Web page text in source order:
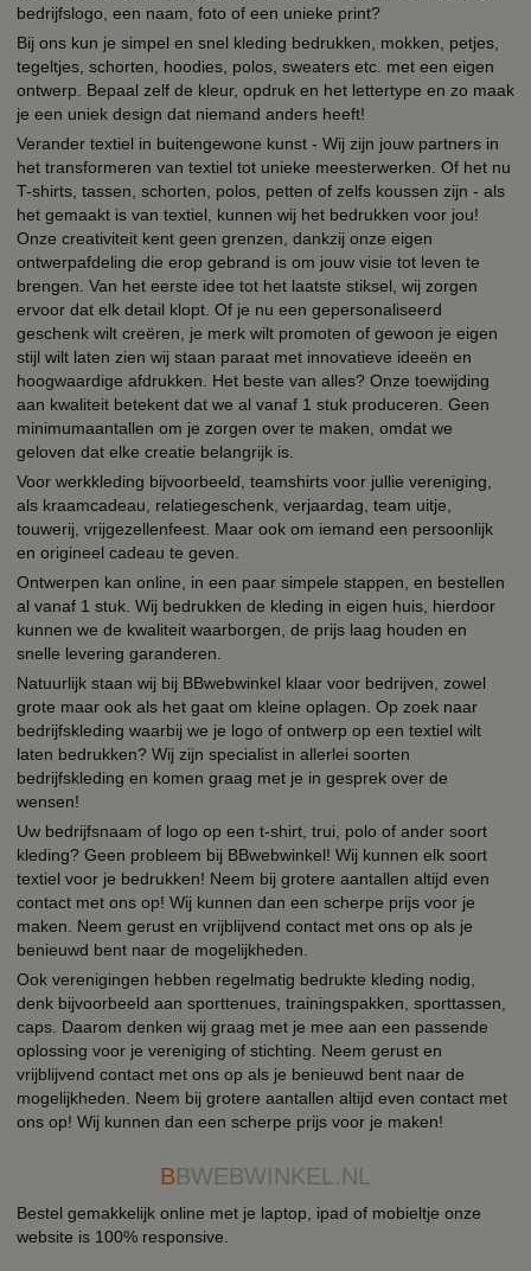
bedrijfslogo, een naam, foto of een unieke print?
Bij ons kun je simpel en snel kleding bedrukken, mokken, petjes,
tegeltjes, schorten, hoodies, polos, sweaters etc. met een eigen
ontwerp. Bepaal zelf de kleur, opdruk en het lettertype en zo maak
je een uniek design dat niemand anders heeft!
Verander textiel in buitengewone kunst - Wij zijn jouw partners in
het transformeren van textiel tot unieke meesterwerken. Of het nu
T-shirts, tassen, schorten, polos, petten of zelfs koussen zijn - als
het gemaakt is van textiel, kunnen wij het bedrukken voor jou!
Onze creativiteit kent geen grenzen, dankzij onze eigen
ontwerpafdeling die erop gebrand is om jouw visie tot leven te
brengen. Van het eerste idee tot het laatste stiksel, wij zorgen
ervoor dat elk detail klopt. Of je nu een gepersonaliseerd
geschenk wilt creëren, je merk wilt promoten of gewoon je eigen
stijl wilt laten zien wij staan paraat met innovatieve ideeën en
hoogwaardige afdrukken. Het beste van alles? Onze toewijding
aan kwaliteit betekent dat we al vanaf 1 stuk produceren. Geen
minimumaantallen om je zorgen over te maken, omdat we
geloven dat elke creatie belangrijk is.
Voor werkkleding bijvoorbeeld, teamshirts voor jullie vereniging,
als kraamcadeau, relatiegeschenk, verjaardag, team uitje,
touwerij, vrijgezellenfeest. Maar ook om iemand een persoonlijk
en origineel cadeau te geven.
Ontwerpen kan online, in een paar simpele stappen, en bestellen
al vanaf 1 stuk. Wij bedrukken de kleding in eigen huis, hierdoor
kunnen we de kwaliteit waarborgen, de prijs laag houden en
snelle levering garanderen.
Natuurlijk staan wij bij BBwebwinkel klaar voor bedrijven, zowel
grote maar ook als het gaat om kleine oplagen. Op zoek naar
bedrijfskleding waarbij we je logo of ontwerp op een textiel wilt
laten bedrukken? Wij zijn specialist in allerlei soorten
bedrijfskleding en komen graag met je in gesprek over de
wensen!
Uw bedrijfsnaam of logo op een t-shirt, trui, polo of ander soort
kleding? Geen probleem bij BBwebwinkel! Wij kunnen elk soort
textiel voor je bedrukken! Neem bij grotere aantallen altijd even
contact met ons op! Wij kunnen dan een scherpe prijs voor je
maken. Neem gerust en vrijblijvend contact met ons op als je
benieuwd bent naar de mogelijkheden.
Ook verenigingen hebben regelmatig bedrukte kleding nodig,
denk bijvoorbeeld aan sporttenues, trainingspakken, sporttassen,
caps. Daarom denken wij graag met je mee aan een passende
oplossing voor je vereniging of stichting. Neem gerust en
vrijblijvend contact met ons op als je benieuwd bent naar de
mogelijkheden. Neem bij grotere aantallen altijd even contact met
ons op! Wij kunnen dan een scherpe prijs voor je maken!
BBWEBWINKEL.NL
Bestel gemakkelijk online met je laptop, ipad of mobieltje onze
website is 100% responsive.